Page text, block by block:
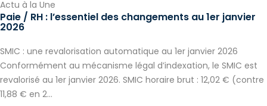
Actu à la Une
Paie / RH : l’essentiel des changements au 1er janvier
2026
SMIC : une revalorisation automatique au 1er janvier 2026
Conformément au mécanisme légal d’indexation, le SMIC est
revalorisé au 1er janvier 2026. SMIC horaire brut : 12,02 € (contre
11,88 € en 2...